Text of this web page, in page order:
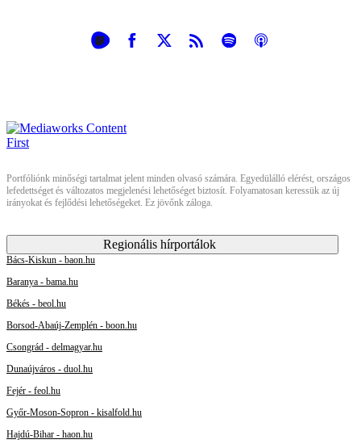
Portfóliónk minőségi tartalmat jelent minden olvasó számára. Egyedülálló elérést, országos
lefedettséget és változatos megjelenési lehetőséget biztosít. Folyamatosan keressük az új
irányokat és fejlődési lehetőségeket. Ez jövőnk záloga.
Regionális hírportálok
Bács-Kiskun - baon.hu
Baranya - bama.hu
Békés - beol.hu
Borsod-Abaúj-Zemplén - boon.hu
Csongrád - delmagyar.hu
Dunaújváros - duol.hu
Fejér - feol.hu
Győr-Moson-Sopron - kisalfold.hu
Hajdú-Bihar - haon.hu